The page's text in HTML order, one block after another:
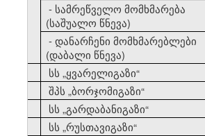
- სამრეწველო მომხმარება
(საშუალო წნევა)
- დანარჩენი მომხმარებლები
(დაბალი წნევა)
სს„ყვარელიგაზი“
შპს„ბორჯომიგაზი“
სს„გარდაბანიგაზი“
სს„რუსთავიგაზი“